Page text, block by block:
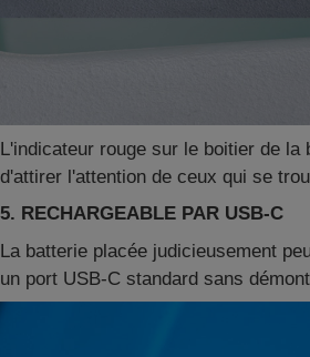
L'indicateur rouge sur le boitier de la
d'attirer l'attention de ceux qui se
5. RECHARGEABLE PAR USB-C
La batterie placée judicieusement
un port USB-C standard sans